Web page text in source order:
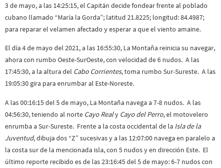
3 de mayo, a las 14:25:15, el Capitán decide fondear frente al poblado
cubano llamado “María la Gorda”; latitud 21.8225; longitud: 84.4987;
para reparar el velamen afectado y esperar a que el viento amaine.
El día 4 de mayo del 2021, a las 16:55:30, La Montaña reinicia su navegar,
ahora con rumbo Oeste-SurOeste, con velocidad de 6 nudos. A las
17:45:30, a la altura del Cabo Corrientes, toma rumbo Sur-Sureste. A las
19:05:30 gira para enrumbar al Este-Noreste.
A las 00:16:15 del 5 de mayo, La Montaña navega a 7-8 nudos. A las
04:56:30, teniendo al norte Cayo Realy Cayo del Perro, el motovelero
enrumba a Sur-Sureste. Frente a la costa occidental de la Isla de la
Juventud, dibuja dos “Z” sucesivas y a las 12:07:00 navega en paralelo a
la costa sur de la mencionada isla, con 5 nudos y en dirección Este. El
último reporte recibido es de las 23:16:45 del 5 de mayo: 6-7 nudos con